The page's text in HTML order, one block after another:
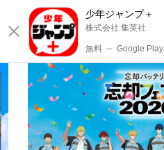
少年ジャンプ＋
株式会社 集英社
無料 ─ Google Play